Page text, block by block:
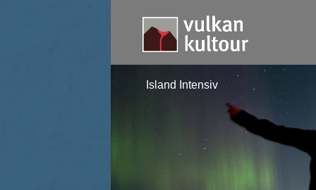
Island Intensiv